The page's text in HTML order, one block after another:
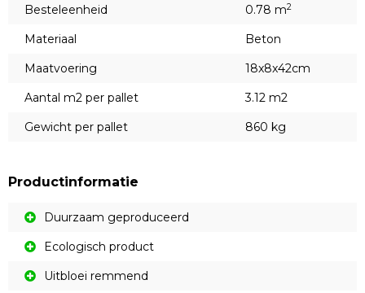
Besteleenheid
0.78 m2
Materiaal
Beton
Maatvoering
18x8x42cm
Aantal m2 per pallet
3.12 m2
Gewicht per pallet
860 kg
Productinformatie
Duurzaam geproduceerd
Ecologisch product
Uitbloei remmend